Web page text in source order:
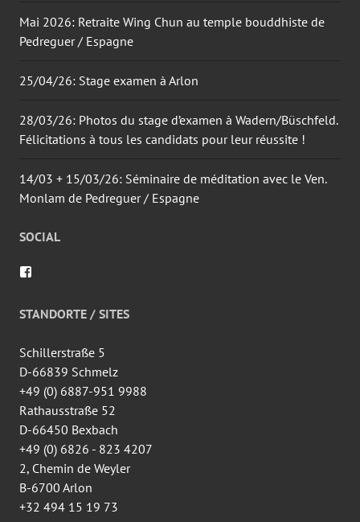
Mai 2026: Retraite Wing Chun au temple bouddhiste de
Pedreguer / Espagne
25/04/26: Stage examen à Arlon
28/03/26: Photos du stage d’examen à Wadern/Büschfeld.
Félicitations à tous les candidats pour leur réussite !
14/03 + 15/03/26: Séminaire de méditation avec le Ven.
Monlam de Pedreguer / Espagne
SOCIAL
de
wingtsun.arlon
Facebook
STANDORTE / SITES
Schillerstraße 5
D-66839 Schmelz
+49 (0) 6887-951 9988
Rathausstraße 52
D-66450 Bexbach
+49 (0) 6826 - 823 4207
2, Chemin de Weyler
B-6700 Arlon
+32 494 15 19 73